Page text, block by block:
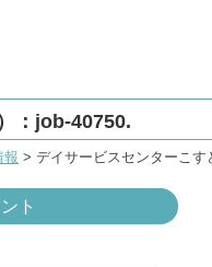
：job-40750.
報 > デイサービスセンターこ
ト